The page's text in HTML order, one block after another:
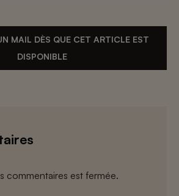
MAIL DÈS QUE CET ARTICLE EST
DISPONIBLE
commentaires est fermée.